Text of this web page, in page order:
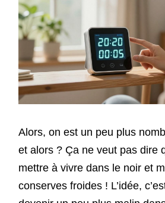
Alors, on est un peu plus
et alors ? Ça ne veut pas dire
mettre à vivre dans le noir et
conserves froides ! L’idée,